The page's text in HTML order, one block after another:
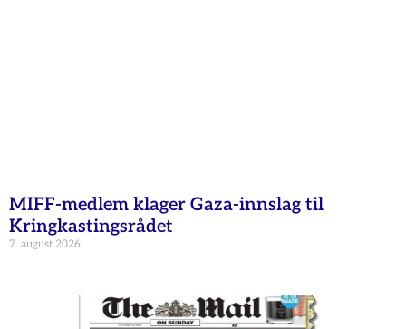
MIFF-medlem klager Gaza-innslag til
Kringkastingsrådet
7. august 2026